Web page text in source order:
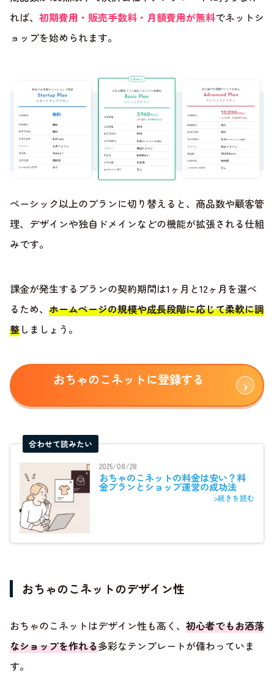
れば、 初期費用・販売手数料・月額費用が無料でネットシ
ョップを始められます。
ベーシック以上のプランに切り替えると、商品数や顧客管
理、デザインや独自ドメインなどの機能が拡張される仕組
みです。
課金が発生するプランの契約期間は1ヶ月と12ヶ月を選べ
るため、 ホームページの規模や成長段階に応じて柔軟に調
整しましょう。
おちゃのこネットに登録する
合わせて読みたい
2025/08/28
おちゃのこネットの料金は安い？料
金プランとショップ運営の成功法
>続きを読む
おちゃのこネットのデザイン性
おちゃのこネットはデザイン性も高く、 初心者でもお洒落
なショップを作れる多彩なテンプレートが備わっていま
す。